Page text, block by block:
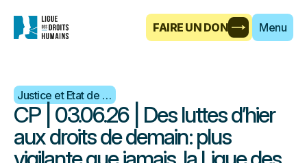
FAIRE UN DON Menu
Justice et Etat de droit
CP | 03.06.26 | Des luttes d’hier
aux droits de demain : plus